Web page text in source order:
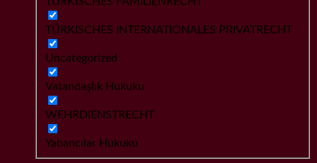
TÜRKISCHES INTERNATIONALES PRIVATRECHT
Uncategorized
Vatandaşlık Hukuku
WEHRDIENSTRECHT
Yabancılar Hukuku